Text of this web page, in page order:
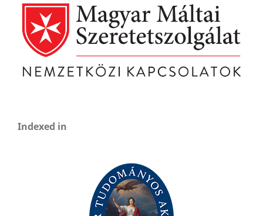
Indexed in